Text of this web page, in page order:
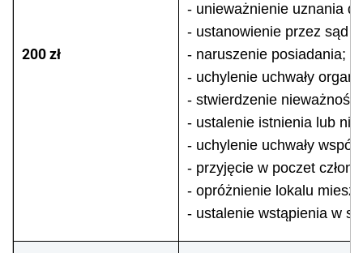
200 zł
- unieważnienie uznania
- ustanowienie przez sąd
- naruszenie posiadania;
- uchylenie uchwały
- stwierdzenie nieważności
- ustalenie istnienia lub
- uchylenie uchwały
- przyjęcie w poczet
- opróżnienie lokalu
- ustalenie wstąpienia w